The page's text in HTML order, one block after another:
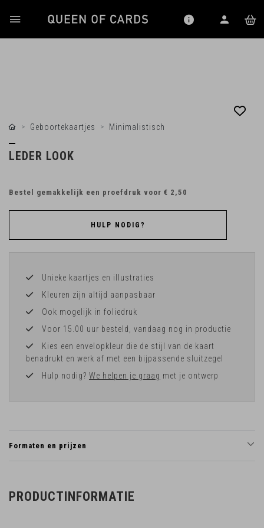
Geboortekaartjes Minimalistisch
LEDER LOOK
Bestel gemakkelijk een proefdruk voor € 2,50
HULP NODIG?
Unieke kaartjes en illustraties
Kleuren zijn altijd aanpasbaar
Ook mogelijk in foliedruk
Voor 15.00 uur besteld, vandaag nog in productie
Kies een envelopkleur die de stijl van de kaart
benadrukt en werk af met een bijpassende sluitzegel
Hulp nodig? We helpen je graag met je ontwerp
Formaten en prijzen
PRODUCTINFORMATIE